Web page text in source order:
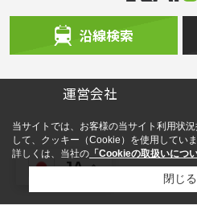
JA
沿線検索
運営会社
当サイトでは、お客様の当サイト利用状
して、クッキー（Cookie）を使用していま
詳しくは、当社の 「Cookieの取扱いについ
閉じる